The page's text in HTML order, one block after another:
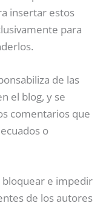
insertar estos
para
de las
el blog, y se
comentarios que
o
bloquear e impedir
de los autores